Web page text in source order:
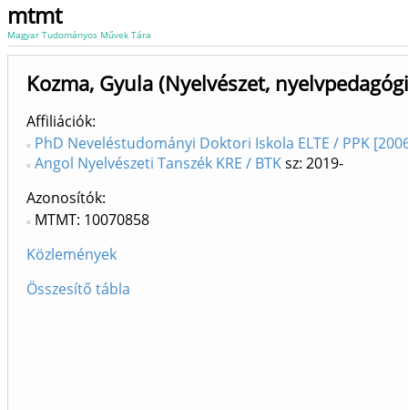
mtmt
Magyar Tudományos Művek Tára
Kozma, Gyula (Nyelvészet,
Affiliációk
PhD Neveléstudományi Doktori Iskola ELTE / PPK
Angol Nyelvészeti Tanszék KRE / BTKsz: 2019-
Azonosítók
MTMT: 10070858
Közlemények
Összesítő tábla